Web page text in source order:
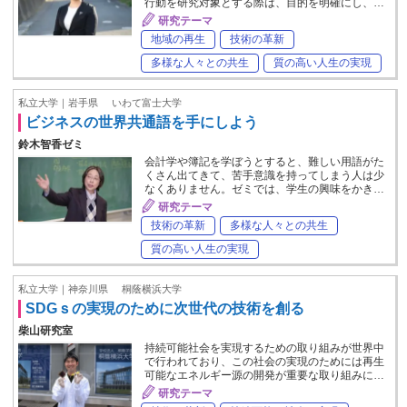
行動を研究対象とする際は、目的を明確にし、…
研究テーマ
地域の再生
技術の革新
多様な人々との共生
質の高い人生の実現
私立大学｜岩手県 いわて富士大学
ビジネスの世界共通語を手にしよう
鈴木智香ゼミ
会計学や簿記を学ぼうとすると、難しい用語がた
くさん出てきて、苦手意識を持ってしまう人は少
なくありません。ゼミでは、学生の興味をかき…
研究テーマ
技術の革新
多様な人々との共生
質の高い人生の実現
私立大学｜神奈川県 桐蔭横浜大学
SDGｓの実現のために次世代の技術を創る
柴山研究室
持続可能社会を実現するための取り組みが世界中
で行われており、この社会の実現のためには再生
可能なエネルギー源の開発が重要な取り組みに…
研究テーマ